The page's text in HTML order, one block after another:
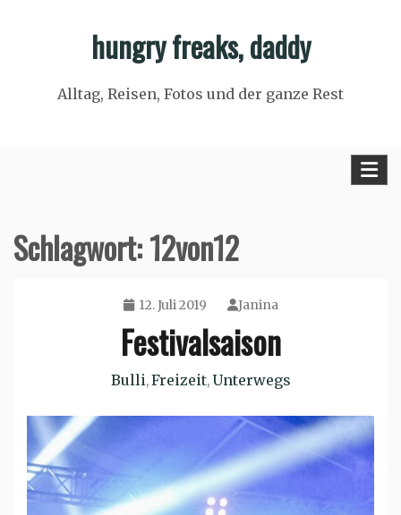
hungry freaks, daddy
Alltag, Reisen, Fotos und der ganze Rest
Schlagwort:12von12
12. Juli 2019 Janina
Festivalsaison
Bulli,Freizeit, Unterwegs